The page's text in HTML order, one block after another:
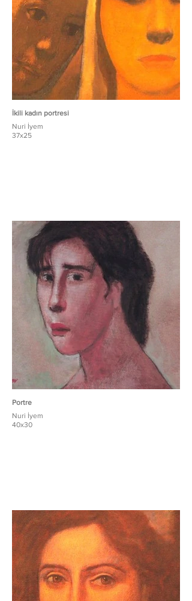
İkili kadın portresi
Nuri İyem
37x25
Portre
Nuri İyem
40x30